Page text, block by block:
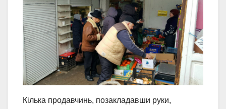
Кілька продавчинь, позакладавши руки,